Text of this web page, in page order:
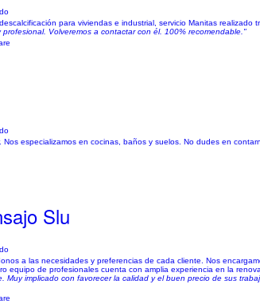
para viviendas e industrial, servicio Manitas
Volveremos a contactar con él. 100% recomendable."
especializamos en cocinas, baños y suelos. No dudes en
Slu
a las necesidades y preferencias de cada cliente. Nos
equipo de profesionales cuenta con amplia experiencia en la
Muy implicado con favorecer la calidad y el buen precio de sus